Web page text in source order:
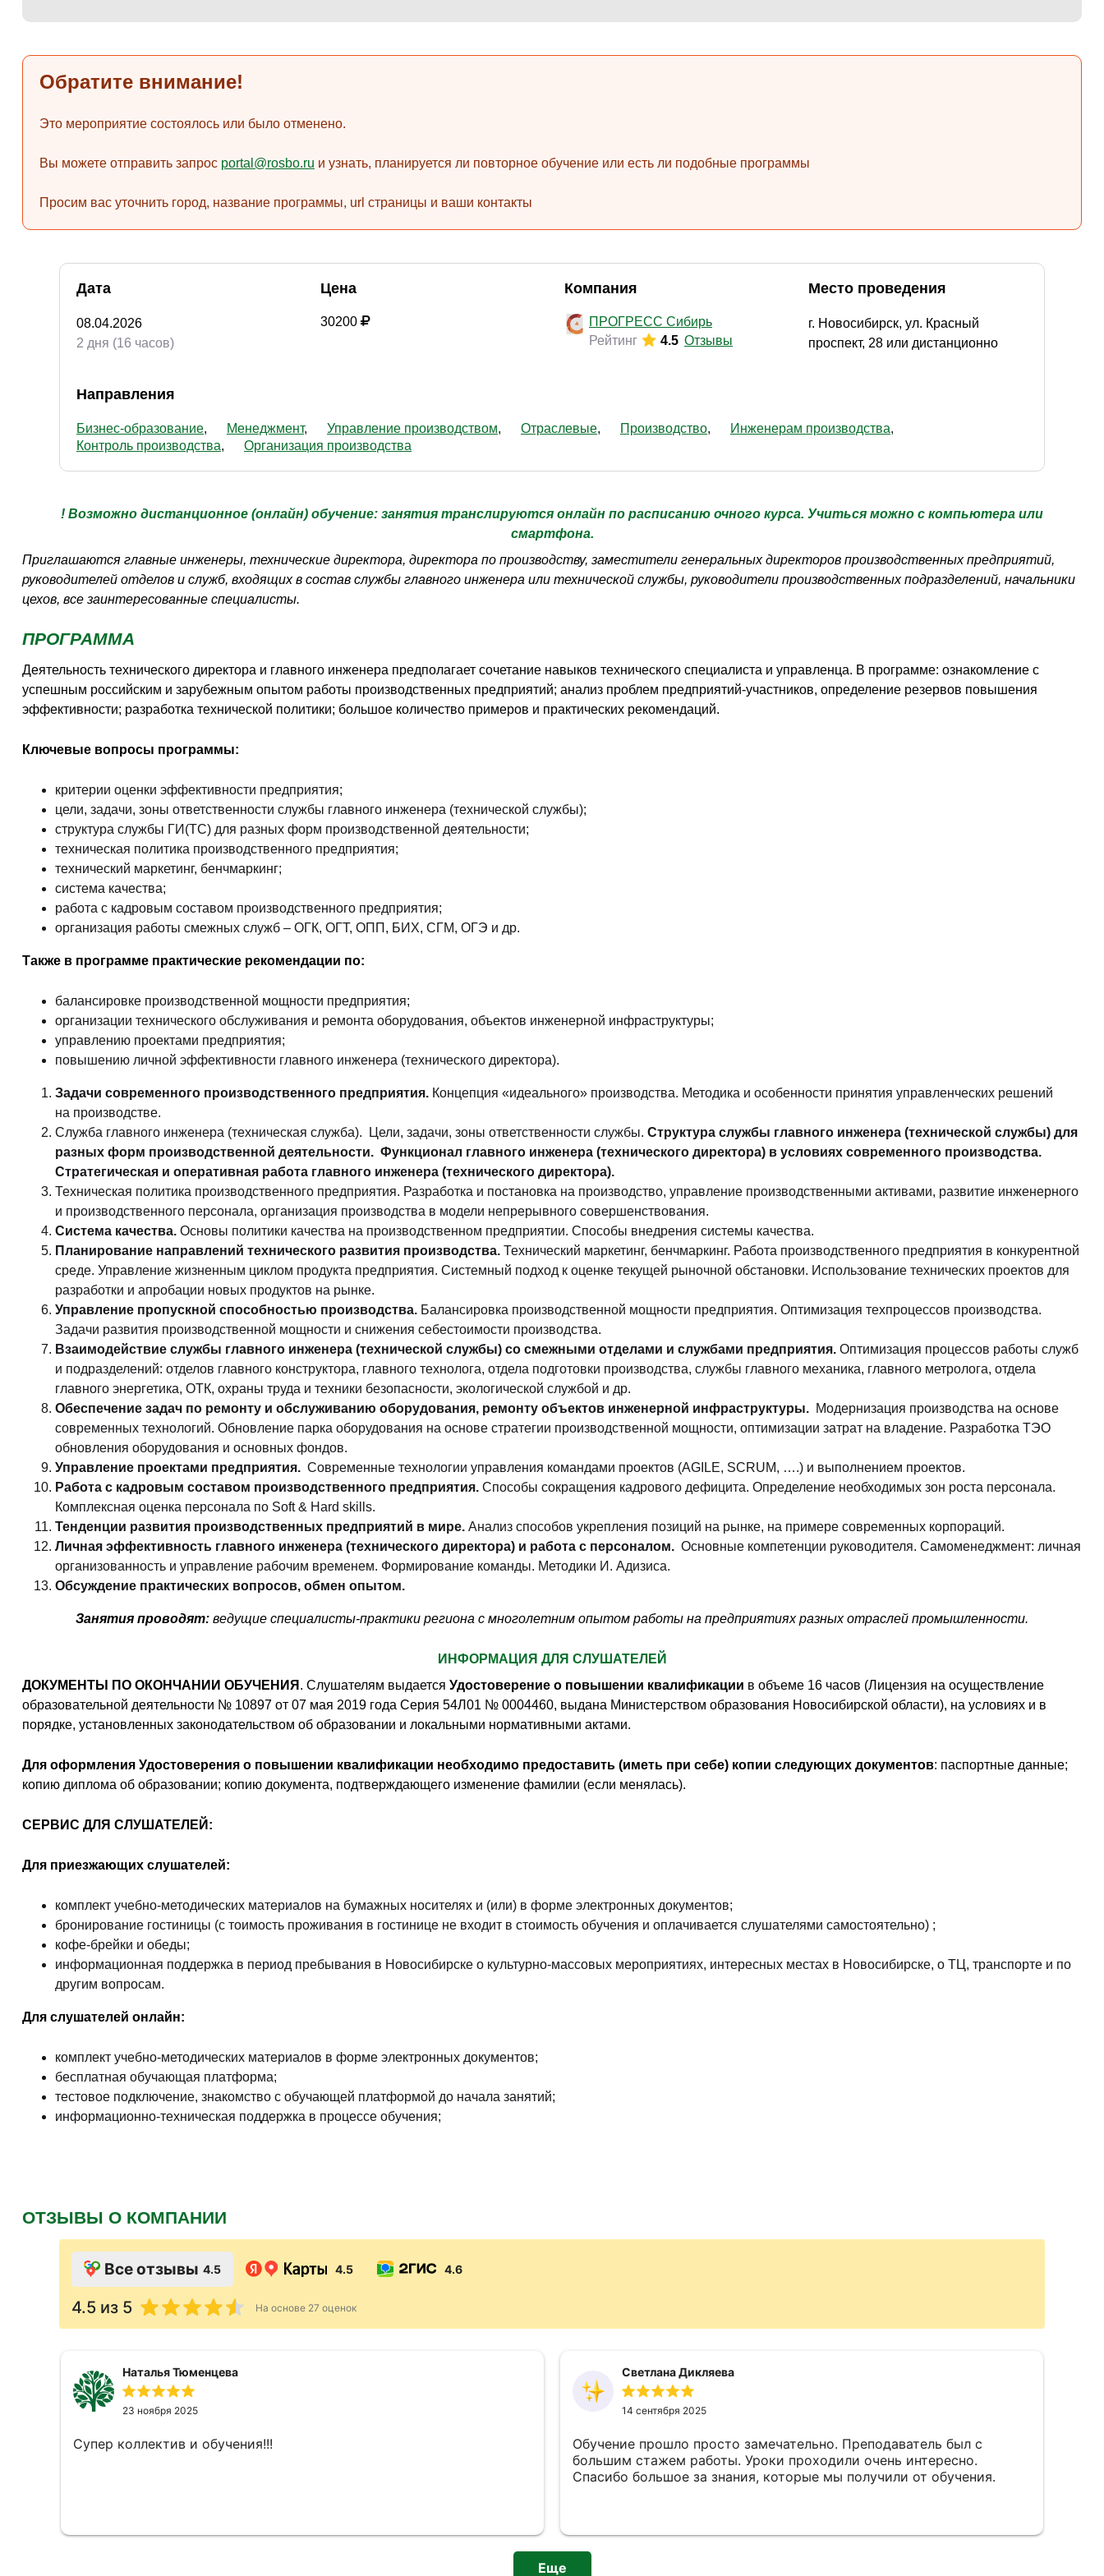
ВЭД / таможня (16)
Обратите внимание!
Это мероприятие состоялось или было отменено.
Вы можете отправить запрос portal@rosbo.ru и узнать, планируется ли повторное обучение или есть ли подобные программы
Просим вас уточнить город, название программы, url страницы и ваши контакты
Дата
08.04.2026
2 дня (16 часов)
Цена
30200
Компания
ПРОГРЕСС Сибирь
Рейтинг
4.5 Отзывы
Место проведения
г. Новосибирск, ул. Красный
проспект, 28 или дистанционно
Направления
Бизнес-образование Менеджмент Управление производством Отраслевые Производство
Инженерам производства
Контроль производства
Организация производства
! Возможно дистанционное (онлайн) обучение: занятия транслируются онлайн по расписанию очного курса. Учиться можно с компьютера или
смартфона.
Приглашаются главные инженеры, технические директора, директора по производству, заместители генеральных директоров производственных предприятий,
руководителей отделов и служб, входящих в состав службы главного инженера или технической службы, руководители производственных подразделений, начальники
цехов, все заинтересованные специалисты.
ПРОГРАММА
Деятельность технического директора и главного инженера предполагает сочетание навыков технического специалиста и управленца. В программе: ознакомление с
успешным российским и зарубежным опытом работы производственных предприятий; анализ проблем предприятий-участников, определение резервов повышения
эффективности; разработка технической политики; большое количество примеров и практических рекомендаций.
Ключевые вопросы программы:
критерии оценки эффективности предприятия;
цели, задачи, зоны ответственности службы главного инженера (технической службы);
структура службы ГИ(ТС) для разных форм производственной деятельности;
техническая политика производственного предприятия;
технический маркетинг, бенчмаркинг;
система качества;
работа с кадровым составом производственного предприятия;
организация работы смежных служб – ОГК, ОГТ, ОПП, БИХ, СГМ, ОГЭ и др.
Также в программе практические рекомендации по:
балансировке производственной мощности предприятия;
организации технического обслуживания и ремонта оборудования, объектов инженерной инфраструктуры;
управлению проектами предприятия;
повышению личной эффективности главного инженера (технического директора).
Задачи современного производственного предприятия. Концепция «идеального» производства. Методика и особенности принятия управленческих решений
на производстве.
Служба главного инженера (техническая служба). Цели, задачи, зоны ответственности службы. Структура службы главного инженера (технической службы) для
разных форм производственной деятельности. Функционал главного инженера (технического директора) в условиях современного производства.
Стратегическая и оперативная работа главного инженера (технического директора).
Техническая политика производственного предприятия. Разработка и постановка на производство, управление производственными активами, развитие инженерного
и производственного персонала, организация производства в модели непрерывного совершенствования.
Система качества. Основы политики качества на производственном предприятии. Способы внедрения системы качества.
Планирование направлений технического развития производства. Технический маркетинг, бенчмаркинг. Работа производственного предприятия в конкурентной
среде. Управление жизненным циклом продукта предприятия. Системный подход к оценке текущей рыночной обстановки. Использование технических проектов для
разработки и апробации новых продуктов на рынке.
Управление пропускной способностью производства. Балансировка производственной мощности предприятия. Оптимизация техпроцессов производства.
Задачи развития производственной мощности и снижения себестоимости производства.
Взаимодействие службы главного инженера (технической службы) со смежными отделами и службами предприятия. Оптимизация процессов работы служб
и подразделений: отделов главного конструктора, главного технолога, отдела подготовки производства, службы главного механика, главного метролога, отдела
главного энергетика, ОТК, охраны труда и техники безопасности, экологической службой и др.
Обеспечение задач по ремонту и обслуживанию оборудования, ремонту объектов инженерной инфраструктуры. Модернизация производства на основе
современных технологий. Обновление парка оборудования на основе стратегии производственной мощности, оптимизации затрат на владение. Разработка ТЭО
обновления оборудования и основных фондов.
Управление проектами предприятия. Современные технологии управления командами проектов (AGILE, SCRUM, ….) и выполнением проектов.
Работа с кадровым составом производственного предприятия. Способы сокращения кадрового дефицита. Определение необходимых зон роста персонала.
Комплексная оценка персонала по Soft & Нard skills.
Тенденции развития производственных предприятий в мире. Анализ способов укрепления позиций на рынке, на примере современных корпораций.
Личная эффективность главного инженера (технического директора) и работа с персоналом. Основные компетенции руководителя. Самоменеджмент: личная
организованность и управление рабочим временем. Формирование команды. Методики И. Адизиса.
Обсуждение практических вопросов, обмен опытом.
Занятия проводят: ведущие специалисты-практики региона с многолетним опытом работы на предприятиях разных отраслей промышленности.
ИНФОРМАЦИЯ ДЛЯ СЛУШАТЕЛЕЙ
ДОКУМЕНТЫ ПО ОКОНЧАНИИ ОБУЧЕНИЯ . Слушателям выдается Удостоверение о повышении квалификации в объеме 16 часов (Лицензия на осуществление
образовательной деятельности № 10897 от 07 мая 2019 года Серия 54Л01 № 0004460, выдана Министерством образования Новосибирской области), на условиях и в
порядке, установленных законодательством об образовании и локальными нормативными актами.
Для оформления Удостоверения о повышении квалификации необходимо предоставить (иметь при себе) копии следующих документов: паспортные данные;
копию диплома об образовании; копию документа, подтверждающего изменение фамилии (если менялась).
СЕРВИС ДЛЯ СЛУШАТЕЛЕЙ:
Для приезжающих слушателей:
комплект учебно-методических материалов на бумажных носителях и (или) в форме электронных документов;
бронирование гостиницы (с тоимость проживания в гостинице не входит в стоимость обучения и оплачивается слушателями самостоятельно) ;
кофе-брейки и обеды;
информационная поддержка в период пребывания в Новосибирске о культурно-массовых мероприятиях, интересных местах в Новосибирске, о ТЦ, транспорте и по
другим вопросам.
Для слушателей онлайн:
комплект учебно-методических материалов в форме электронных документов;
бесплатная обучающая платформа;
тестовое подключение, знакомство с обучающей платформой до начала занятий;
информационно-техническая поддержка в процессе обучения;
ОТЗЫВЫ О КОМПАНИИ
Все отзывы 4.5 4.5 4.6
4.5 из 5 На основе 27 оценок
Наталья Тюменцева
23 ноября 2025
Супер коллектив и обучения!!!
Светлана Дикляева
14 сентября 2025
Обучение прошло просто замечательно. Преподаватель был с
большим стажем работы. Уроки проходили очень интересно.
Спасибо большое за знания, которые мы получили от обучения.
Еще